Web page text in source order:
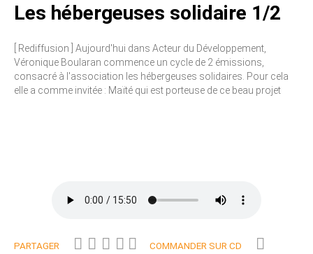
Les hébergeuses solidaire 1/2
[ Rediffusion ] Aujourd'hui dans Acteur du Développement,
Véronique Boularan commence un cycle de 2 émissions,
consacré à l'association les hébergeuses solidaires. Pour cela
elle a comme invitée : Maïté qui est porteuse de ce beau projet
PARTAGER COMMANDER SUR CD